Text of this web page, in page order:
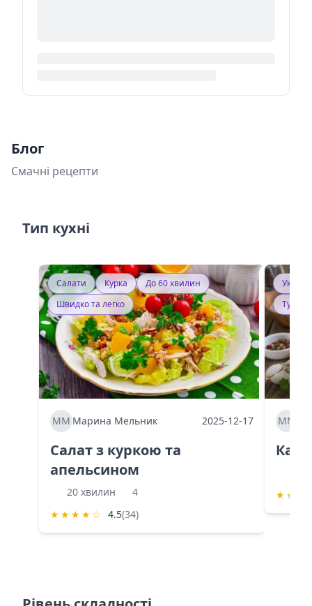
Блог
Смачні рецепти
Тип кухні
Салати Курка
До 60 хвилин
Швидко та легко
ММ Марина Мельник 2025-12-17
Салат з куркою та
апельсином
20 хвилин
4
★ ★ ★ ★ ☆ 4.5(34)
ММ
★ ★